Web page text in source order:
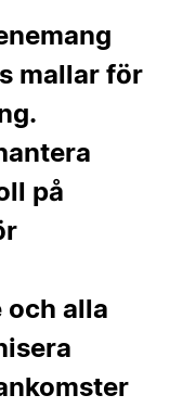
mallar för
på
och alla